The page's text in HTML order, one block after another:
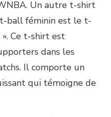
Un autre t-shirt
ball féminin est le t-
Ce t-shirt est
dans les
Il comporte un
qui témoigne de